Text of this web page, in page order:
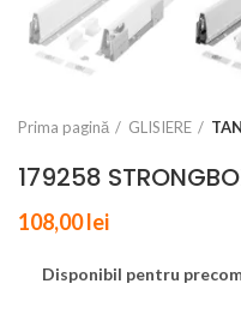
Prima pagină GLISIERE
179258
108,00lei
Disponibil pentru